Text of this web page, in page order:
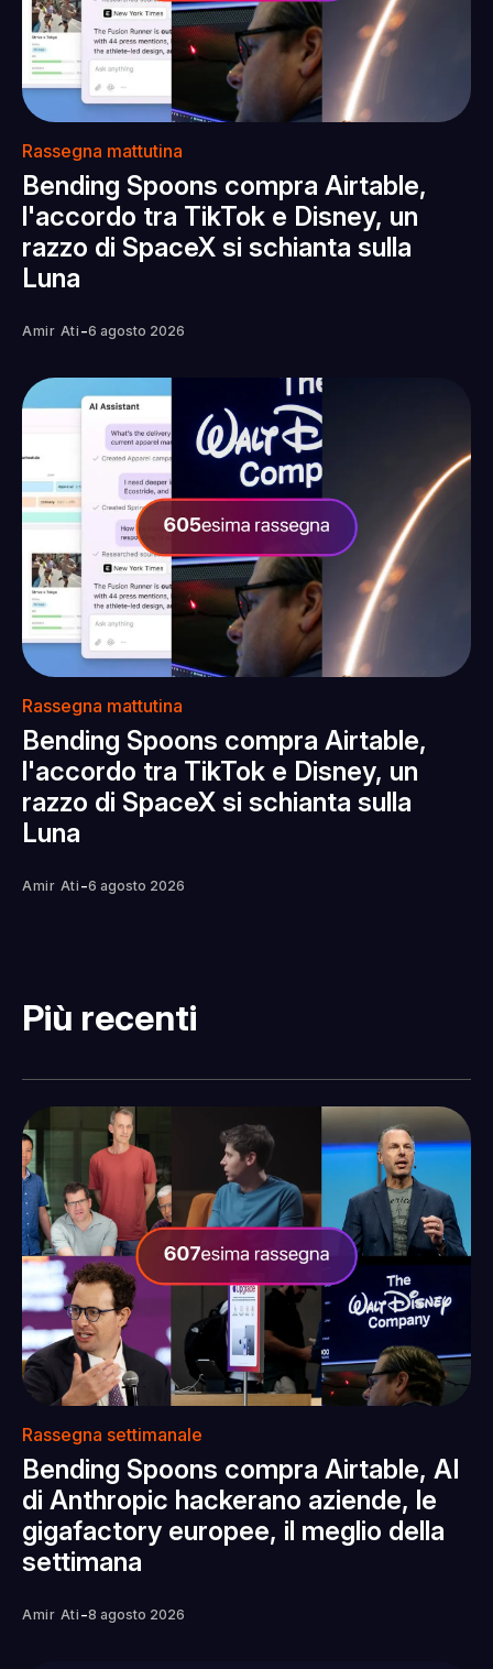
Rassegna mattutina
Bending Spoons compra Airtable,
l'accordo tra TikTok e Disney, un
razzo di SpaceX si schianta sulla
Luna
Amir Ati -6 agosto 2026
Rassegna mattutina
Bending Spoons compra Airtable,
l'accordo tra TikTok e Disney, un
razzo di SpaceX si schianta sulla
Luna
Amir Ati -6 agosto 2026
Più recenti
Rassegna settimanale
Bending Spoons compra Airtable, AI
di Anthropic hackerano aziende, le
gigafactory europee, il meglio della
settimana
Amir Ati -8 agosto 2026